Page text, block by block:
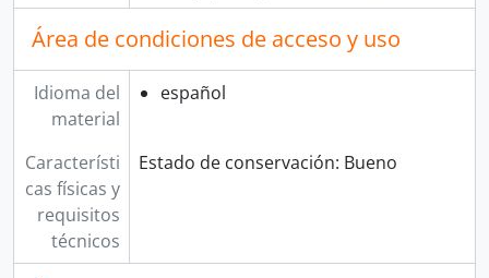
Área de condiciones de acceso y uso
Idioma del
material
español
Característi
cas físicas y
requisitos
técnicos
Estado de conservación: Bueno